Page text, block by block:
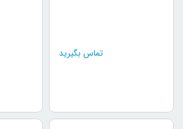
تماس بگیرید